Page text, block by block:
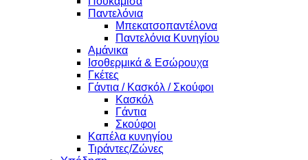
Παντελόνια
Μπεκατσοπαντέλονα
Παντελόνια Κυνηγίου
Αμάνικα
Ισοθερμικά & Εσώρουχα
Γκέτες
Γάντια / Κασκόλ / Σκούφοι
Κασκόλ
Γάντια
Σκούφοι
Καπέλα κυνηγίου
Τιράντες/Ζώνες